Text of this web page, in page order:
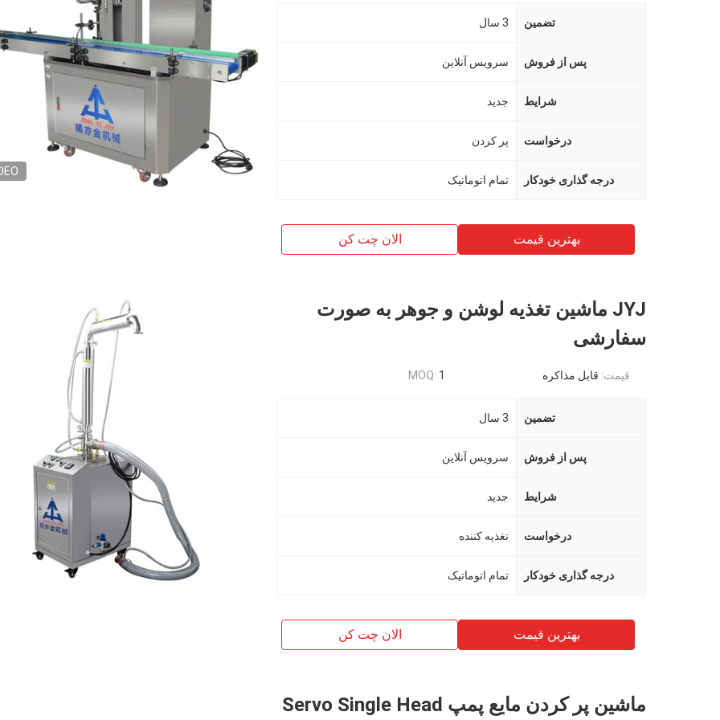
تضمین 3 سال
پس از فروش سرویس آنلاین
شرایط جدید
درخواست پر كردن
درجه گذاری خودکار تمام اتوماتیک
بهترین قیمت الان چت کن
JYJ ماشین تغذیه لوشن و جوهر به صورت
سفارشی
قیمت: قابل مذاکره MOQ: 1
تضمین 3 سال
پس از فروش سرویس آنلاین
شرایط جدید
درخواست تغذیه کننده
درجه گذاری خودکار تمام اتوماتیک
بهترین قیمت الان چت کن
ماشین پر کردن مایع پمپ Servo Single Head